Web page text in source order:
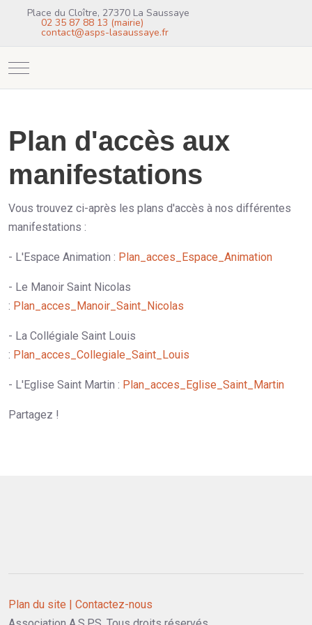
Place du Cloître, 27370 La Saussaye
02 35 87 88 13 (mairie)
contact@asps-lasaussaye.fr
Mobile Menu Toggle
Plan d'accès aux
manifestations
Vous trouvez ci-après les plans d'accès à nos différentes
manifestations :
- L'Espace Animation : Plan_acces_Espace_Animation
- Le Manoir Saint Nicolas
: Plan_acces_Manoir_Saint_Nicolas
- La Collégiale Saint Louis
: Plan_acces_Collegiale_Saint_Louis
- L'Eglise Saint Martin : Plan_acces_Eglise_Saint_Martin
Partagez !
Plan du site |
Contactez-nous